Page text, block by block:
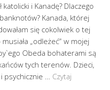
katolicki i Kanadę? Dlaczego
Kanada, której
się cokolwiek o tej
„odleżeć” w mojej
Obeda bohaterami są
tych terenów. Dzieci,
psychicznie … Czytaj